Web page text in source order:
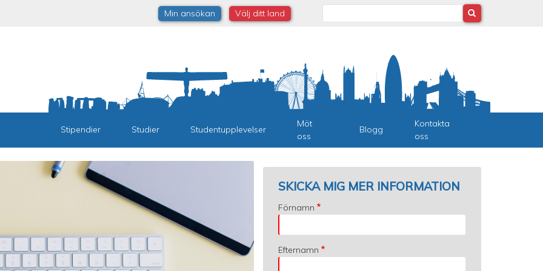
Min ansökan Välj ditt land
Stipendier Studier Studentupplevelser
Möt
oss
Blogg
Kontakta
oss
SKICKA MIG MER INFORMATION
Förnamn
Efternamn